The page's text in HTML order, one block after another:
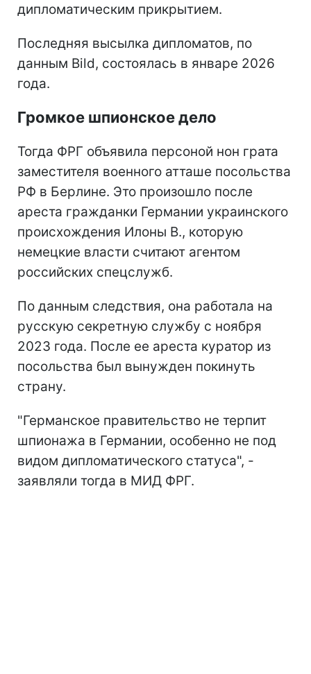
дипломатическим прикрытием.
Последняя высылка дипломатов, по
данным Bild, состоялась в январе 2026
года.
Громкое шпионское дело
Тогда ФРГ объявила персоной нон грата
заместителя военного атташе посольства
РФ в Берлине. Это произошло после
ареста гражданки Германии украинского
происхождения Илоны В., которую
немецкие власти считают агентом
российских спецслужб.
По данным следствия, она работала на
русскую секретную службу с ноября
2023 года. После ее ареста куратор из
посольства был вынужден покинуть
страну.
"Германское правительство не терпит
шпионажа в Германии, особенно не под
видом дипломатического статуса", -
заявляли тогда в МИД ФРГ.